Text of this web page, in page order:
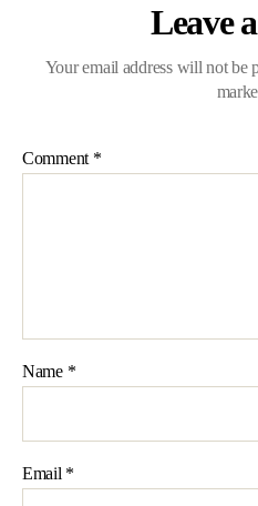
Leave
Your email address will not be
Comment *
Name *
Email *